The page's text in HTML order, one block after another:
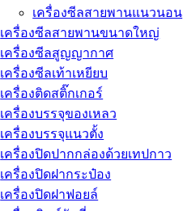
เครื่องซีลสายพานแนวนอน
เครื่องซีลสายพานขนาดใหญ่
เครื่องซีลสูญญากาศ
เครื่องซีลเท้าเหยียบ
เครื่องติดสติ๊กเกอร์
เครื่องบรรจุของเหลว
เครื่องบรรจุแนวตั้ง
เครื่องปิดปากกล่องด้วยเทปกาว
เครื่องปิดฝากระป๋อง
เครื่องปิดฝาฟอยล์